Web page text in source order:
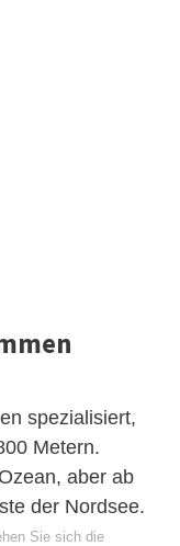
spezialisiert,
Metern.
aber ab
der Nordsee.
Sie sich die